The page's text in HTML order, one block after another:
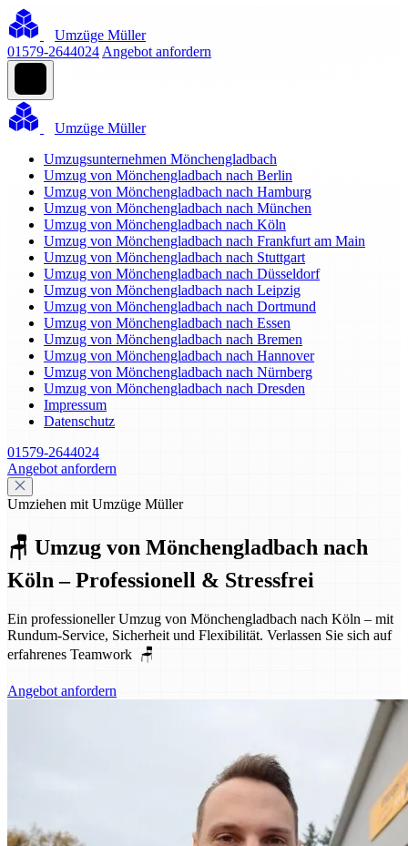
Umzüge Müller
01579-2644024 Angebot anfordern
Umzüge Müller
Umzugsunternehmen Mönchengladbach
Umzug von Mönchengladbach nach Berlin
Umzug von Mönchengladbach nach Hamburg
Umzug von Mönchengladbach nach München
Umzug von Mönchengladbach nach Köln
Umzug von Mönchengladbach nach Frankfurt am Main
Umzug von Mönchengladbach nach Stuttgart
Umzug von Mönchengladbach nach Düsseldorf
Umzug von Mönchengladbach nach Leipzig
Umzug von Mönchengladbach nach Dortmund
Umzug von Mönchengladbach nach Essen
Umzug von Mönchengladbach nach Bremen
Umzug von Mönchengladbach nach Hannover
Umzug von Mönchengladbach nach Nürnberg
Umzug von Mönchengladbach nach Dresden
Impressum
Datenschutz
01579-2644024
Angebot anfordern
Umziehen mit Umzüge Müller
🪑 Umzug von Mönchengladbach nach
Köln – Professionell & Stressfrei
Ein professioneller Umzug von Mönchengladbach nach Köln – mit
Rundum-Service, Sicherheit und Flexibilität. Verlassen Sie sich auf
erfahrenes Teamwork 🪑
Angebot anfordern